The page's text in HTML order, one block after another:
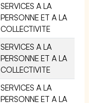
SERVICES A LA
PERSONNE ET A LA
COLLECTIVITE
SERVICES A LA
PERSONNE ET A LA
COLLECTIVITE
SERVICES A LA
PERSONNE ET A LA